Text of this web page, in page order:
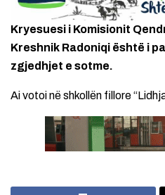
Kryesuesi i Komisionit
Kreshnik Radoniqi është i
zgjedhjet e sotme.
Ai votoi në shkollën fillore